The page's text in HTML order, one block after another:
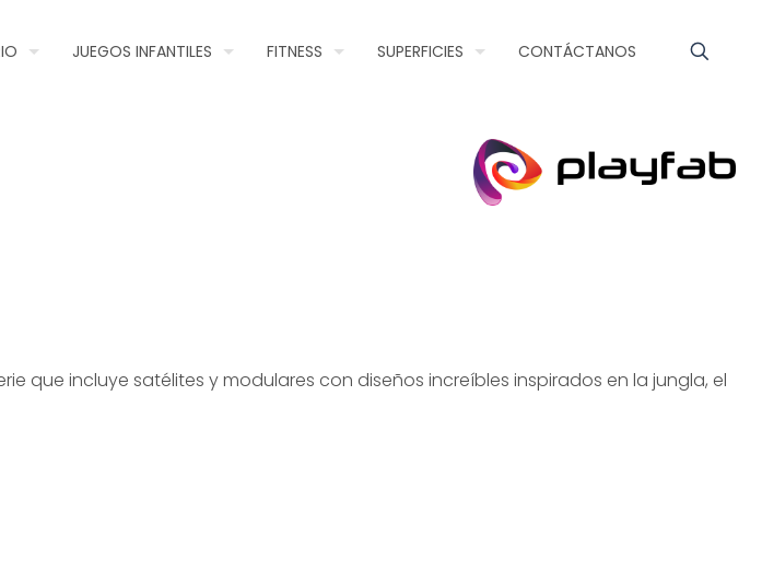
JUEGOS INFANTILES FITNESS SUPERFICIES CONTÁCTANOS
que incluye satélites y modulares con diseños increíbles inspirados en la jungla, el